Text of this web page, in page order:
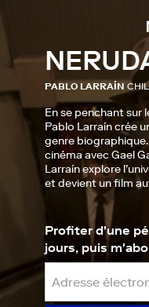
PABLO LARRAÍN
En se penchant sur
Pablo Larraín crée
genre
cinéma avec Gael
Larraín explore
et devient un film
Profiter d'une
jours, puis